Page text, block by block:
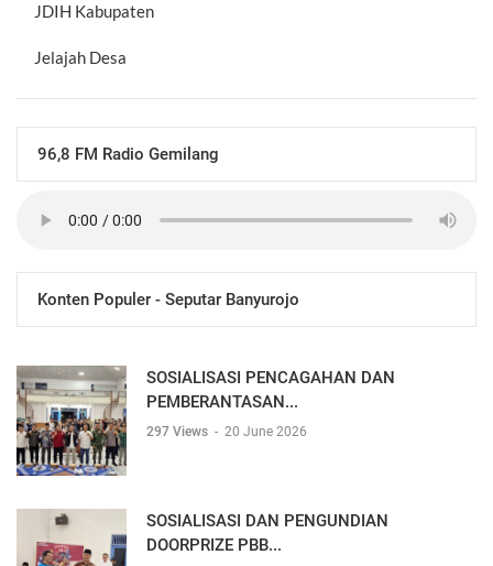
JDIH Kabupaten
Jelajah Desa
96,8 FM Radio Gemilang
Konten Populer - Seputar Banyurojo
SOSIALISASI PENCAGAHAN DAN
PEMBERANTASAN...
297 Views - 20 June 2026
SOSIALISASI DAN PENGUNDIAN
DOORPRIZE PBB...